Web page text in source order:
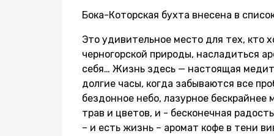
Бока-Которская бухта внесена в
Это удивительное место для тех, кто
черногорской природы, насладиться
себя… Жизнь здесь — настоящая
долгие часы, когда забываются все
бездонное небо, лазурное
трав и цветов, и - бесконечная
– и есть жизнь – аромат кофе в тени